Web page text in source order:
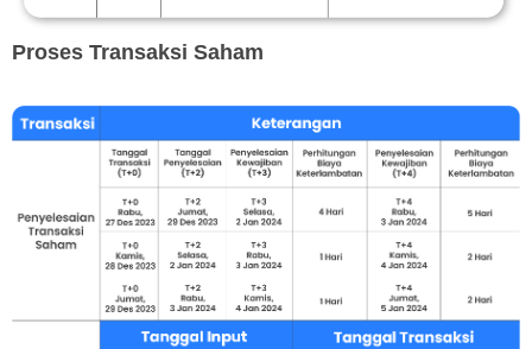
Proses Transaksi Saham